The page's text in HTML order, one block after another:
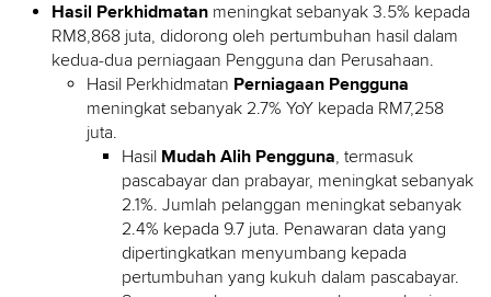
Hasil Perkhidmatan meningkat sebanyak 3.5% kepada
RM8,868 juta, didorong oleh pertumbuhan hasil dalam
kedua-dua perniagaan Pengguna dan Perusahaan.
Hasil Perkhidmatan Perniagaan Pengguna
meningkat sebanyak 2.7% YoY kepada RM7,258
juta.
Hasil Mudah Alih Pengguna, termasuk
pascabayar dan prabayar, meningkat sebanyak
2.1%. Jumlah pelanggan meningkat sebanyak
2.4% kepada 9.7 juta. Penawaran data yang
dipertingkatkan menyumbang kepada
pertumbuhan yang kukuh dalam pascabayar.